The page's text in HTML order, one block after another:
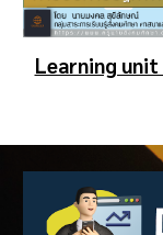
Learning unit